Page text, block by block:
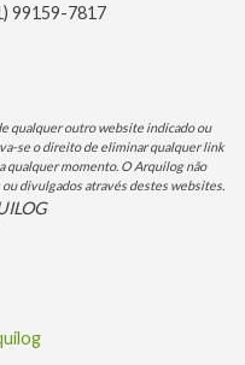
99159-7817
qualquer outro website indicado ou
se o direito de eliminar qualquer link
qualquer momento. O Arquilog não
divulgados através destes websites.